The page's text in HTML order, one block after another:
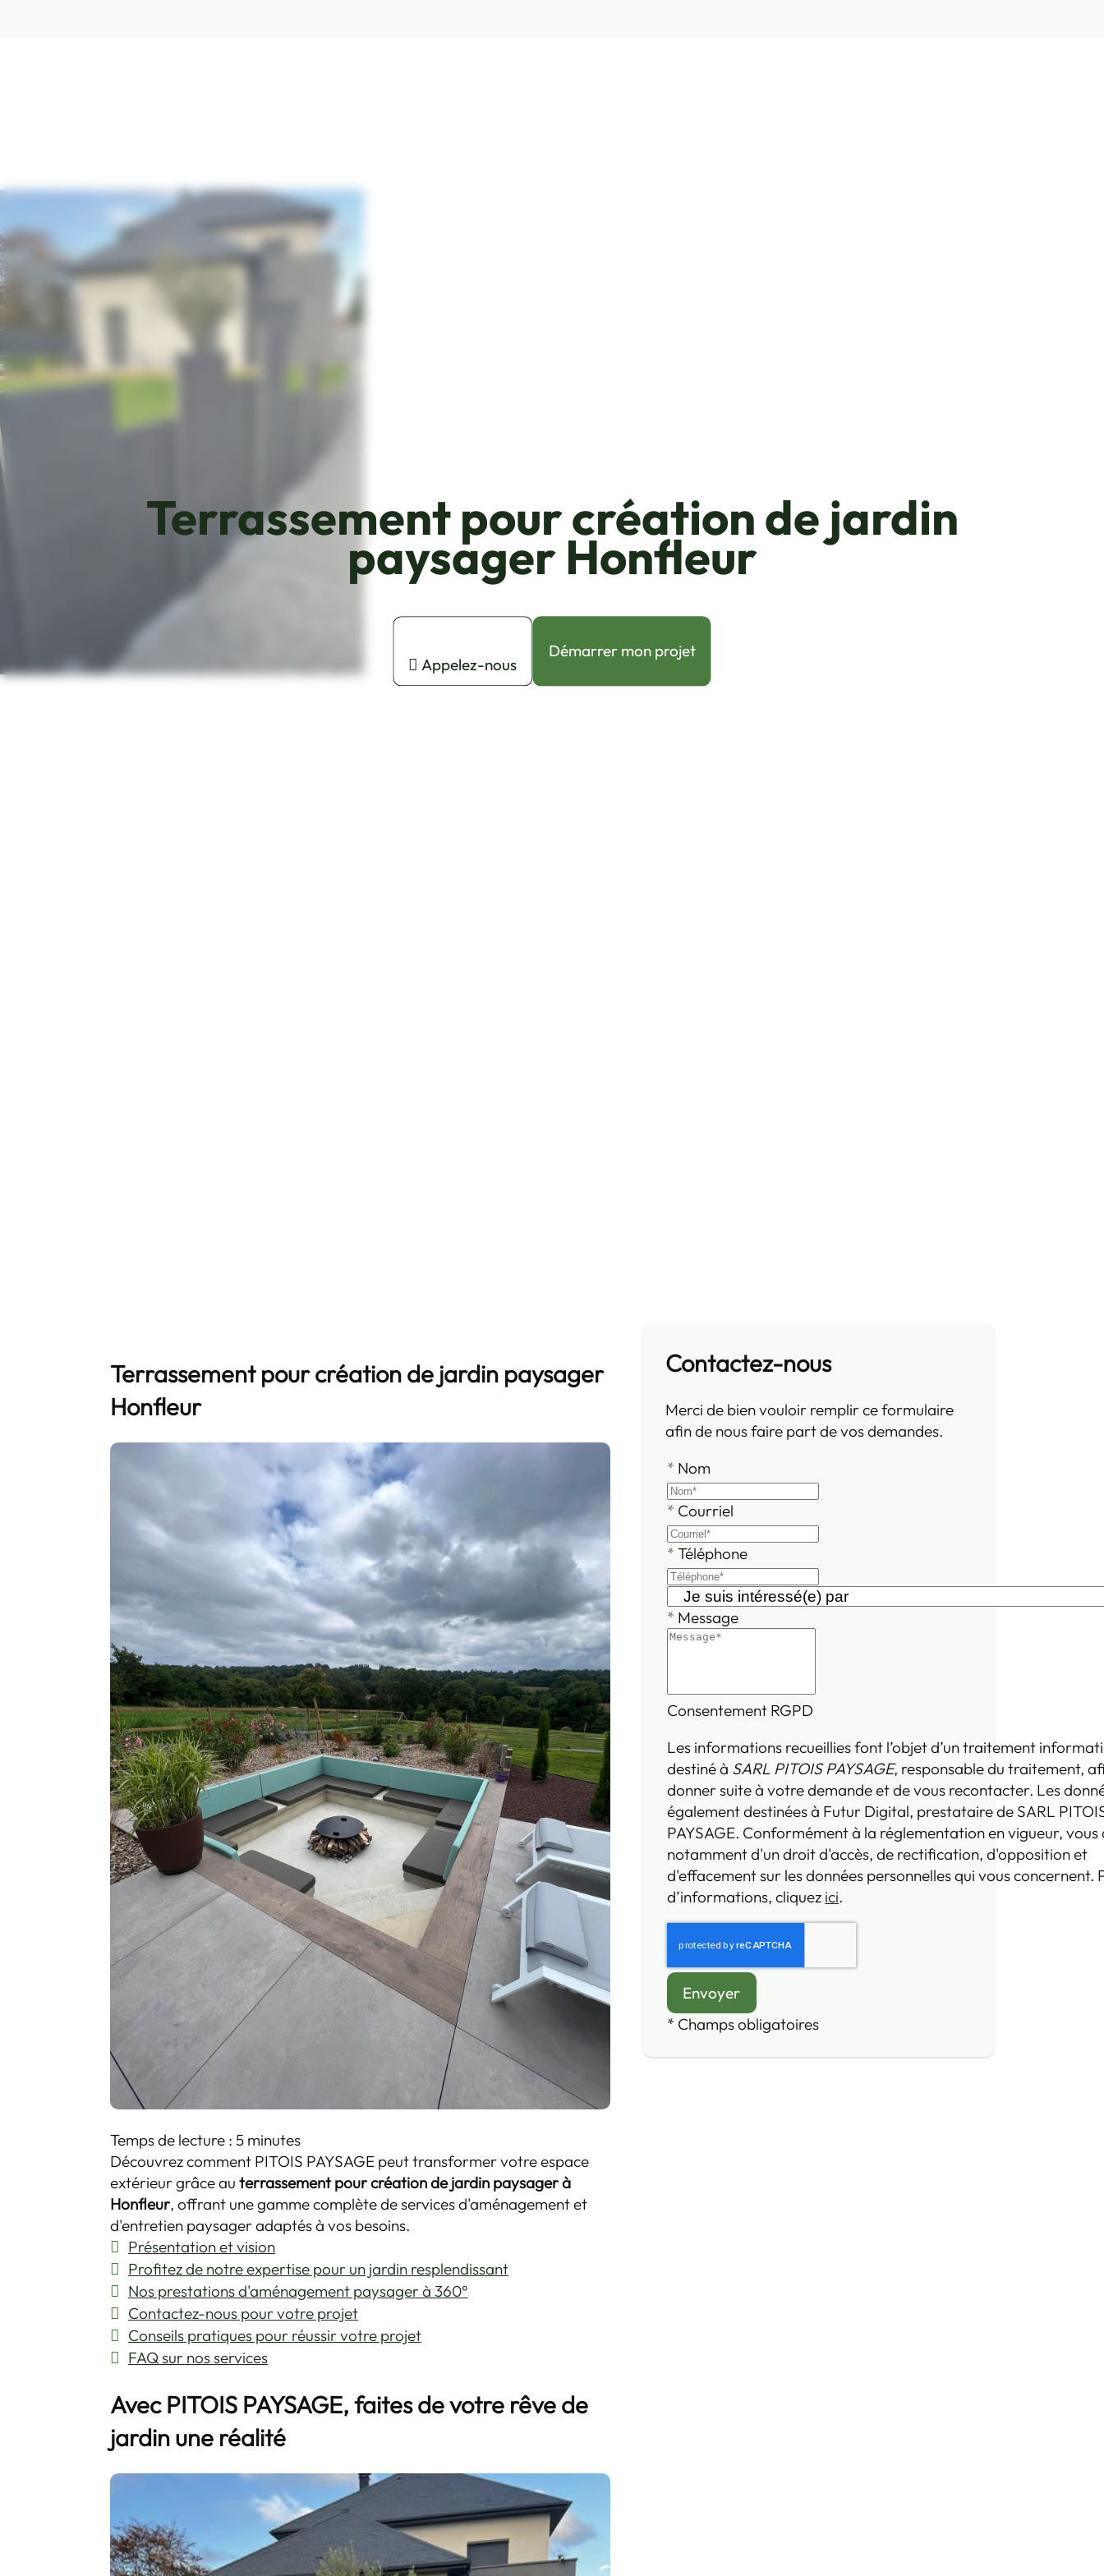
Terrassement pour création de jardin
paysager Honfleur
Appelez-nous
Démarrer mon projet
Terrassement pour création de jardin paysager
Honfleur
Temps de lecture : 5 minutes
Découvrez comment PITOIS PAYSAGE peut transformer votre espace
extérieur grâce auterrassement pour création de jardin paysager à
Honfleur, offrant une gamme complète de services d'aménagement et
d'entretien paysager adaptés à vos besoins.
Présentation et vision
Profitez de notre expertise pour un jardin resplendissant
Nos prestations d'aménagement paysager à 360°
Contactez-nous pour votre projet
Conseils pratiques pour réussir votre projet
FAQ sur nos services
Avec PITOIS PAYSAGE, faites de votre rêve de
jardin une réalité
Contactez-nous
Merci de bien vouloir remplir ce formulaire
afin de nous faire part de vos demandes.
* Nom
* Courriel
*Téléphone
* Message
Consentement RGPD
Les informations recueillies font l’objet d’un traitement
destiné à SARL PITOIS PAYSAGE, responsable du traitement,
donner suite à votre demande et de vous recontacter. Les
également destinées à Futur Digital, prestataire de SARL
PAYSAGE. Conformément à la réglementation en vigueur, vous
notamment d'un droit d'accès, de rectification, d'opposition et
d'effacement sur les données personnelles qui vous concernent.
d’informations, cliquez ici.
* Champs obligatoires